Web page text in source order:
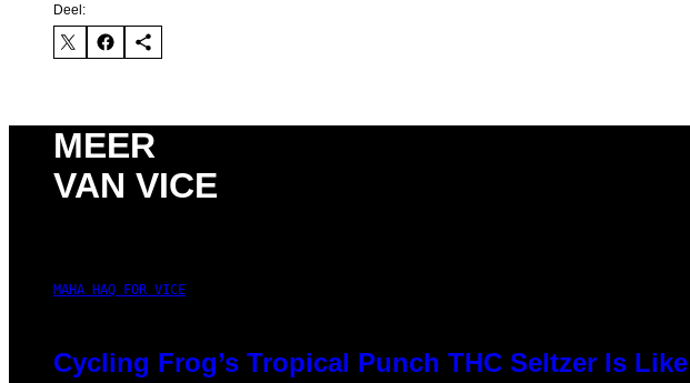
Deel:
MEER
VAN VICE
MAHA HAQ FOR VICE
Cycling Frog’s Tropical Punch THC Seltzer Is